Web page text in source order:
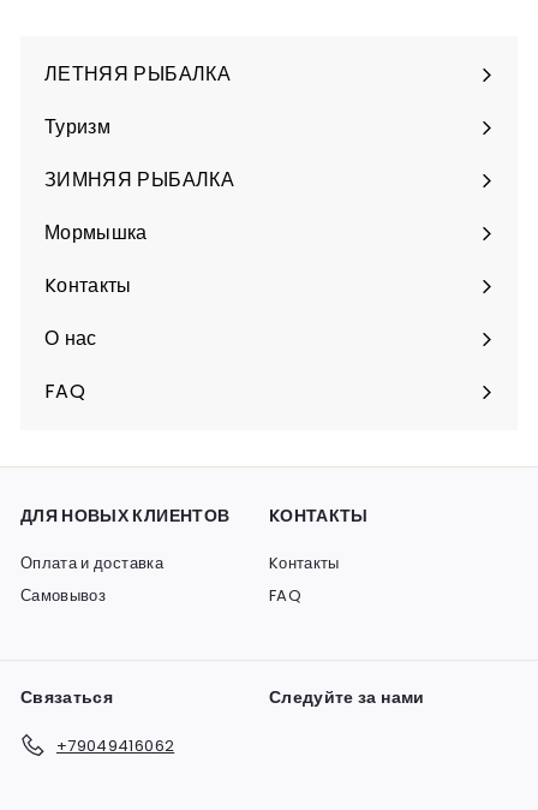
ЛЕТНЯЯ РЫБАЛКА
Разверните
подменю
Туризм
Разверните
подменю
ЗИМНЯЯ РЫБАЛКА
Разверните
подменю
Мормышка
Разверните
подменю
Kонтакты
О нас
FAQ
ДЛЯ НОВЫХ КЛИЕНТОВ
Оплата и доставка
Самовывоз
KОНТАКТЫ
Kонтакты
FAQ
Связаться
+79049416062
Следуйте за нами